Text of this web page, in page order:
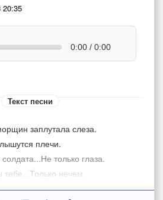
20:35
0:00 / 0:00
Текст песни
заплутала слеза.
плечи.
только глаза.
нечем.